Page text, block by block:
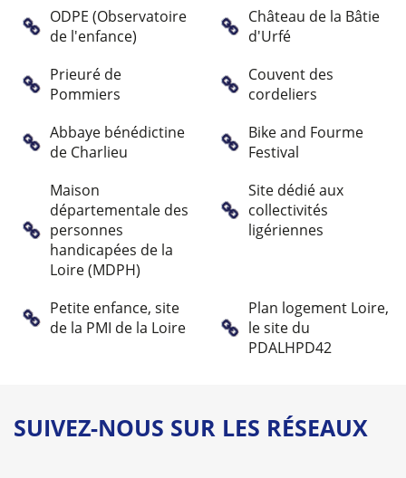
ODPE (Observatoire
de l'enfance)
Château de la Bâtie
d'Urfé
Prieuré de
Pommiers
Couvent des
cordeliers
Abbaye bénédictine
de Charlieu
Bike and Fourme
Festival
Maison
départementale des
personnes
handicapées de la
Loire (MDPH)
Site dédié aux
collectivités
ligériennes
Petite enfance, site
de la PMI de la Loire
Plan logement Loire,
le site du
PDALHPD42
SUIVEZ-NOUS SUR LES RÉSEAUX